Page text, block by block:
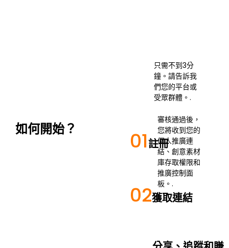
如何開始？ 01註冊
只需不到3分
鐘。請告訴我
們您的平台或
受眾群體。.
02獲取連結
審核通過後，
您將收到您的
個人推廣連
結、創意素材
庫存取權限和
推廣控制面
板。.